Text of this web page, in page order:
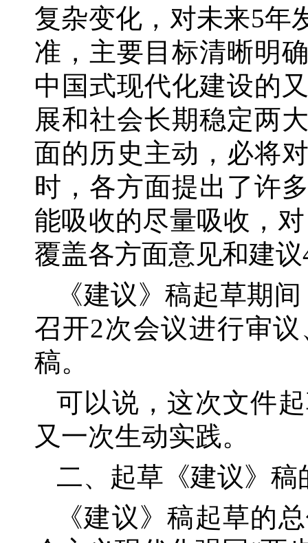
复杂变化，对未来5年
准，主要目标清晰明
中国式现代化建设的
展和社会长期稳定两
面的历史主动，必将
时，各方面提出了许
能吸收的尽量吸收，
覆盖各方面意见和建议
《建议》稿起草期
召开2次会议进行审
稿。
可以说，这次文件
又一次生动实践。
二、起草《建议》
《建议》稿起草的